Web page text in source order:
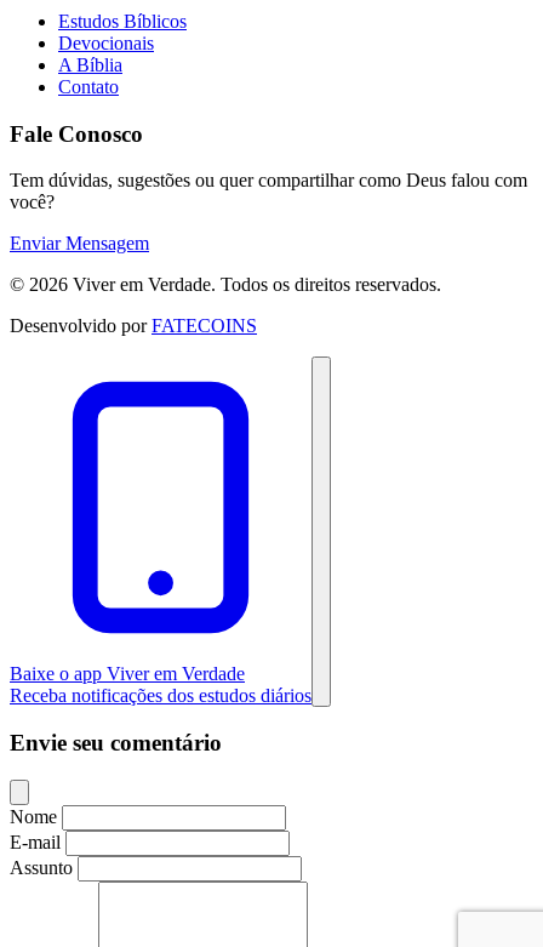
Estudos Bíblicos
Devocionais
A Bíblia
Contato
Fale Conosco
Tem dúvidas, sugestões ou quer compartilhar como Deus falou com
você?
Enviar Mensagem
© 2026 Viver em Verdade. Todos os direitos reservados.
Desenvolvido porFATECOINS
Baixe o app Viver em Verdade
Receba notificações dos estudos diários
Envie seu comentário
Nome
E-mail
Assunto